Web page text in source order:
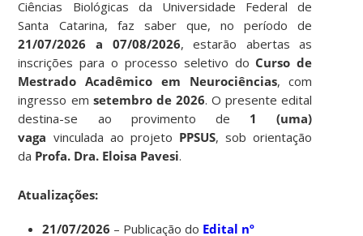
Ciências Biológicas da Universidade Federal de
Santa Catarina, faz saber que, no período de
21/07/2026 a 07/08/2026, estarão abertas as
inscrições para o processo seletivo do Curso de
Mestrado Acadêmico em Neurociências, com
ingresso em setembro de 2026. O presente edital
destina-se ao provimento de 1 (uma)
vaga vinculada ao projeto PPSUS, sob orientação
da Profa. Dra. Eloisa Pavesi.
Atualizações:
21/07/2026 – Publicação do Edital nº